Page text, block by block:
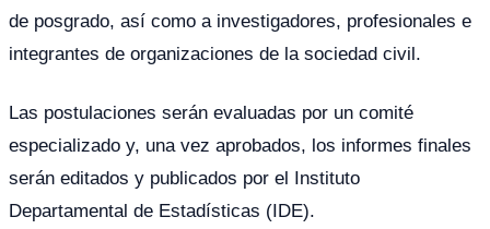
de posgrado, así como a investigadores, profesionales e
integrantes de organizaciones de la sociedad civil.
Las postulaciones serán evaluadas por un comité
especializado y, una vez aprobados, los informes finales
serán editados y publicados por el Instituto
Departamental de Estadísticas (IDE).